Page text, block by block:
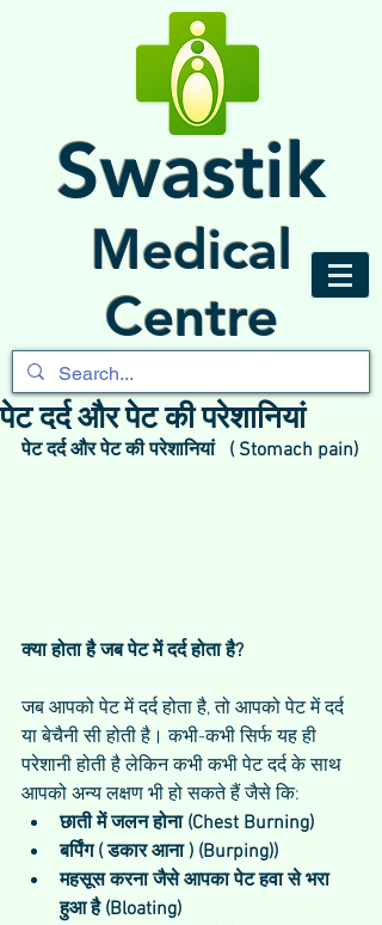
Swastik
Medical
Centre
पेट दर्द और पेट की परेशानियां
पेट दर्द और पेट की परेशानियां   ( Stomach pain)
क्या होता है जब पेट में दर्द होता है?
जब आपको पेट में दर्द होता है, तो आपको पेट में दर्द
या बेचैनी सी होती है। कभी-कभी सिर्फ यह ही
परेशानी होती है लेकिन कभी कभी पेट दर्द के साथ
आपको अन्य लक्षण भी हो सकते हैं जैसे कि:
छाती में जलन होना (Chest Burning)
बर्पिंग ( डकार आना ) (Burping))
महसूस करना जैसे आपका पेट हवा से भरा
हुआ है (Bloating)